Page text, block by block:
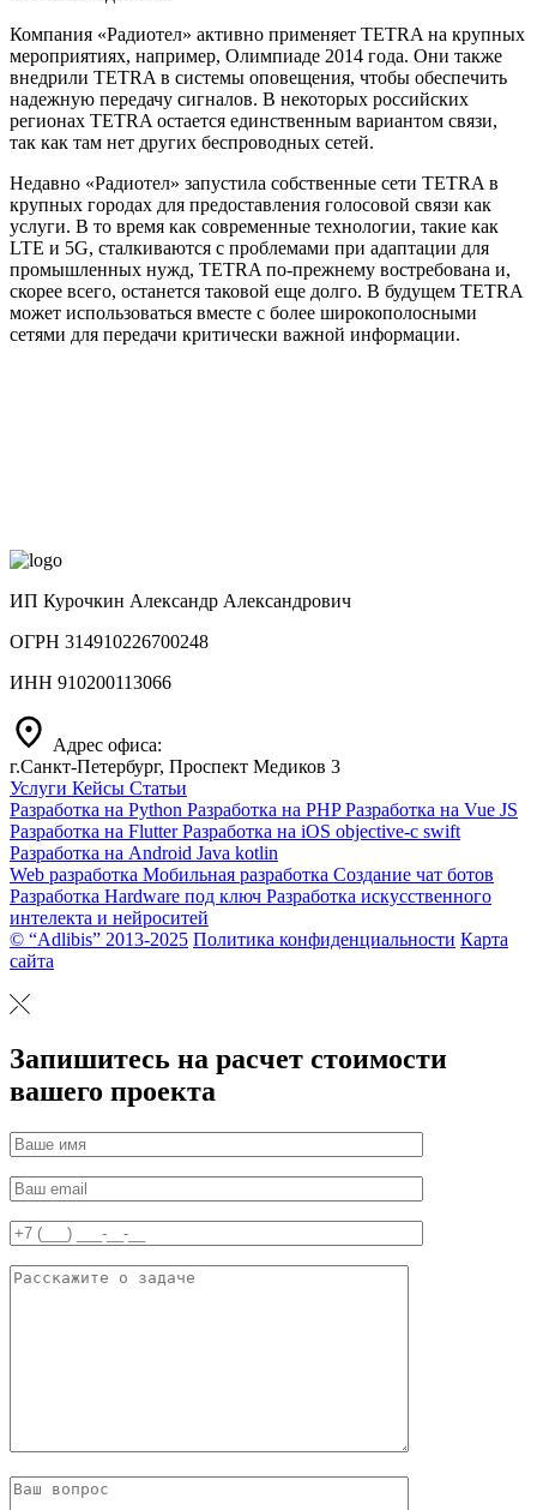
Компания «Радиотел» активно применяет TETRA на крупных
мероприятиях, например, Олимпиаде 2014 года. Они также
внедрили TETRA в системы оповещения, чтобы обеспечить
надежную передачу сигналов. В некоторых российских
регионах TETRA остается единственным вариантом связи,
так как там нет других беспроводных сетей.
Недавно «Радиотел» запустила собственные сети TETRA в
крупных городах для предоставления голосовой связи как
услуги. В то время как современные технологии, такие как
LTE и 5G, сталкиваются с проблемами при адаптации для
промышленных нужд, TETRA по-прежнему востребована и,
скорее всего, останется таковой еще долго. В будущем TETRA
может использоваться вместе с более широкополосными
сетями для передачи критически важной информации.
ИП Курочкин Александр Александрович
ОГРН 314910226700248
ИНН 910200113066
Адрес офиса:
г.Санкт‑Петербург, Проспект Медиков 3
Услуги Кейсы Статьи
Разработка на Python Разработка на PHPРазработка на Vue JS
Разработка на FlutterРазработка на iOS objective-c swift
Разработка на Android Java kotlin
Web разработка Мобильная разработка Создание чат ботов
Разработка Hardware под ключ Разработка искусственного
интелекта и нейроситей
© “Adlibis” 2013-2025 Политика конфиденциальности Карта
сайта
Запишитесь на расчет стоимости
вашего проекта